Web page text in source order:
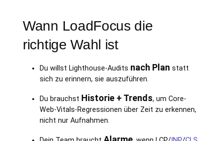
Wann LoadFocus die
richtige Wahl ist
Du willst Lighthouse-Audits nach Plan statt
sich zu erinnern, sie auszuführen.
Du brauchst Historie + Trends, um Core-
Web-Vitals-Regressionen über Zeit zu erkennen,
nicht nur Aufnahmen.